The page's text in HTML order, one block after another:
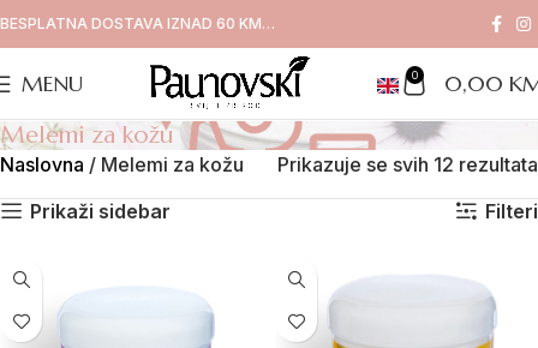
BESPLATNA DOSTAVA IZNAD 60 KM…
MENU 0 0,00
Melemi za kožu
Naslovna / Melemi za kožu
Prikazuje se svih 12 rezultata
Prikaži sidebar
Filteri